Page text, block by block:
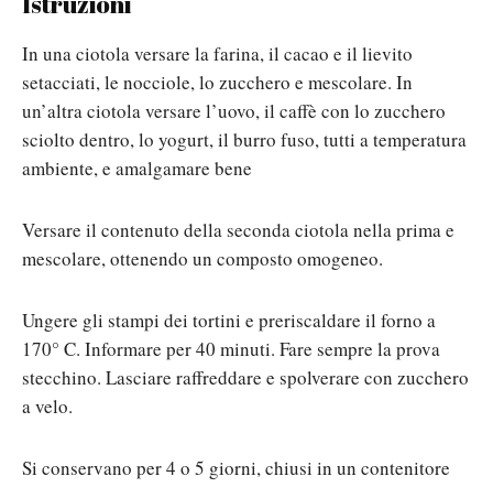
In una ciotola versare la farina, il cacao e il lievito
setacciati, le nocciole, lo zucchero e mescolare. In
un’altra ciotola versare l’uovo, il caffè con lo zucchero
sciolto dentro, lo yogurt, il burro fuso, tutti a temperatura
ambiente, e amalgamare bene
Versare il contenuto della seconda ciotola nella prima e
mescolare, ottenendo un composto omogeneo.
Ungere gli stampi dei tortini e preriscaldare il forno a
170° C. Informare per 40 minuti. Fare sempre la prova
stecchino. Lasciare raffreddare e spolverare con zucchero
a velo.
Si conservano per 4 o 5 giorni, chiusi in un contenitore